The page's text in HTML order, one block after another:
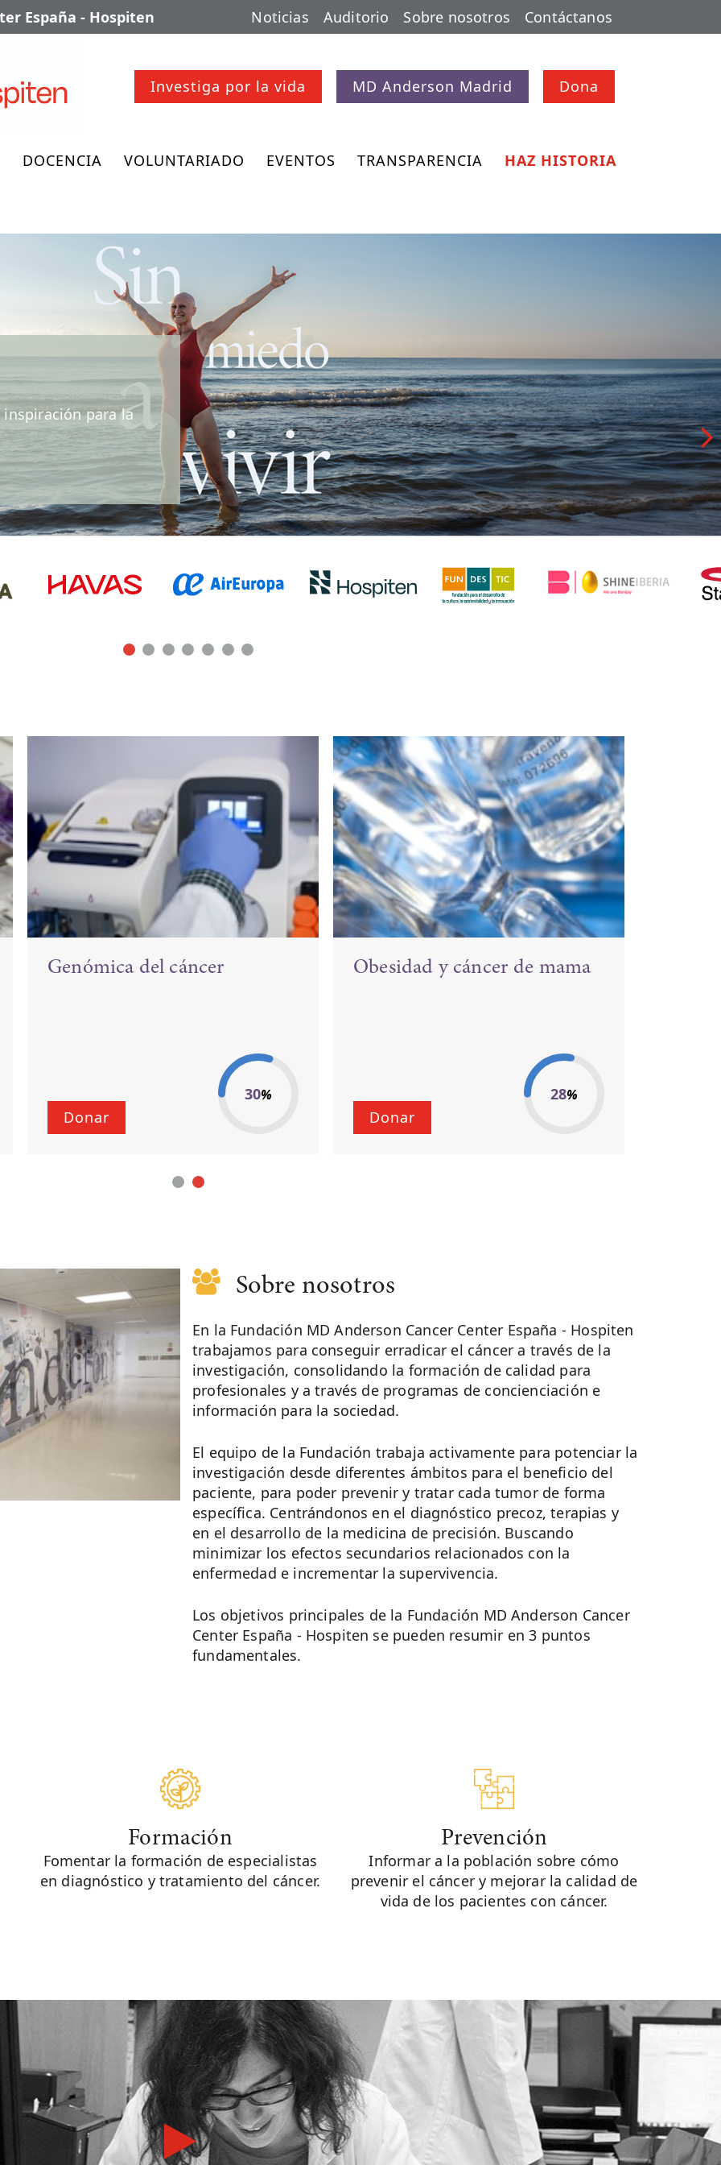
España - Hospiten Contáctanos
Sobre nosotros
Auditorio
Noticias
Dona
MD Anderson Madrid
Investiga por la vida
DOCENCIA VOLUNTARIADO EVENTOS TRANSPARENCIA HAZ HISTORIA
MD Anderson
y formación
de todo lo que
Genómica del cáncer
Donar
30%
Obesidad y cáncer de mama
Donar
28%
Sobre nosotros
En la Fundación MD Anderson Cancer Center España - Hospiten
trabajamos para conseguir erradicar el cáncer a través de la
investigación, consolidando la formación de calidad para
profesionales y a través de programas de concienciación e
información para la sociedad.
El equipo de la Fundación trabaja activamente para potenciar la
investigación desde diferentes ámbitos para el beneficio del
paciente, para poder prevenir y tratar cada tumor de forma
específica. Centrándonos en el diagnóstico precoz, terapias y
en el desarrollo de la medicina de precisión. Buscando
minimizar los efectos secundarios relacionados con la
enfermedad e incrementar la supervivencia.
Los objetivos principales de la Fundación MD Anderson Cancer
Center España - Hospiten se pueden resumir en 3 puntos
fundamentales.
Formación
Fomentar la formación de especialistas
en diagnóstico y tratamiento del cáncer.
Prevención
Informar a la población sobre cómo
prevenir el cáncer y mejorar la calidad de
vida de los pacientes con cáncer.